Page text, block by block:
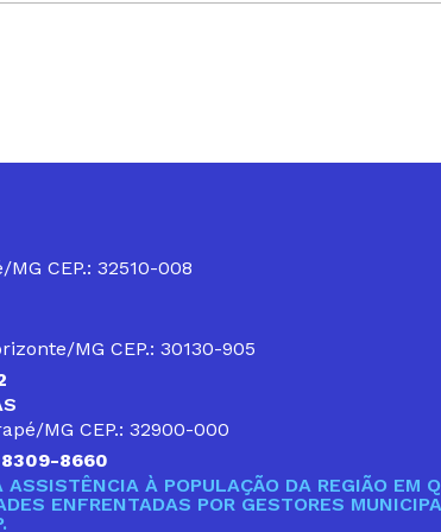
CEP.: 32510-008
MG CEP.: 30130-905
MG CEP.: 32900-000
8309-8660
À POPULAÇÃO DA REGIÃO EM
ENFRENTADAS POR GESTORES